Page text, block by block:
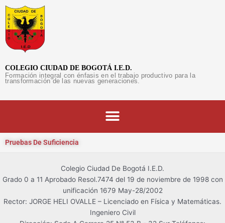
contenido
COLEGIO CIUDAD DE BOGOTÁ I.E.D.
Formación integral con énfasis en el trabajo productivo para la
transformación de las nuevas generaciones.
Pruebas De Suficiencia
Colegio Ciudad De Bogotá I.E.D.
Grado 0 a 11 Aprobado Resol.7474 del 19 de noviembre de 1998 con
unificación 1679 May-28/2002
Rector: JORGE HELI OVALLE – Licenciado en Física y Matemáticas.
Ingeniero Civil
Asistente CCDB
En línea